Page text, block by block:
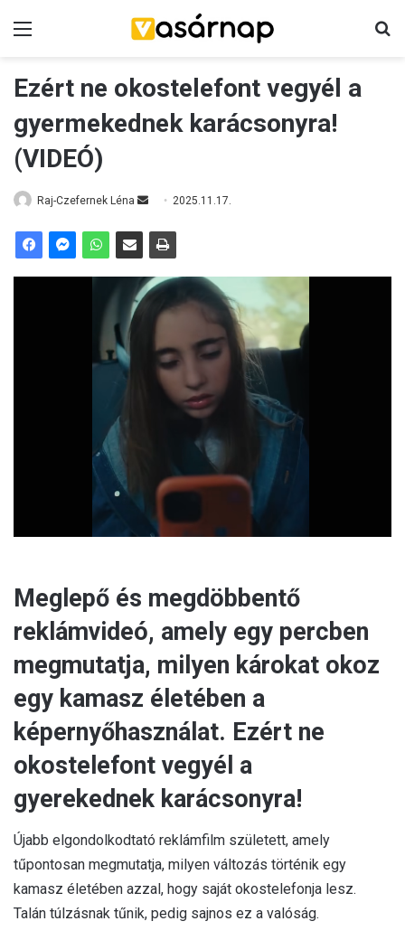
Ezért ne okostelefont vegyél a
gyermekednek karácsonyra!
(VIDEÓ)
Raj-Czefernek Léna
a
m
2025.11.17.
Meglepő és megdöbbentő
reklámvideó, amely egy percben
megmutatja, milyen károkat okoz
egy kamasz életében a
képernyőhasználat. Ezért ne
okostelefont vegyél a
gyerekednek karácsonyra!
Újabb elgondolkodtató reklámfilm született, amely
tűpontosan megmutatja, milyen változás történik egy
kamasz életében azzal, hogy saját okostelefonja lesz.
Talán túlzásnak tűnik, pedig sajnos ez a valóság.